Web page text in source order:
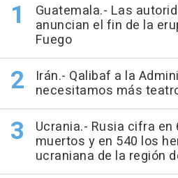
Guatemala.- Las
anuncian el fin de la
Fuego
Irán.- Qalibaf a la
necesitamos más
Ucrania.- Rusia cifra
muertos y en 540 los
ucraniana de la región